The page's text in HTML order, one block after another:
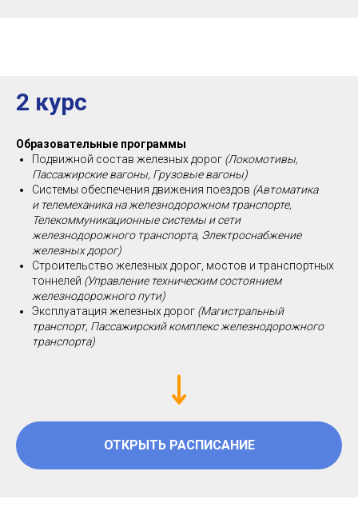
2 курс
Образовательные программы
Подвижной состав железных дорог (Локомотивы,
Пассажирские вагоны, Грузовые вагоны)
Системы обеспечения движения поездов (Автоматика
и телемеханика на железнодорожном транспорте,
Телекоммуникационные системы и сети
железнодорожного транспорта, Электроснабжение
железных дорог)
Строительство железных дорог, мостов и транспортных
тоннелей (Управление техническим состоянием
железнодорожного пути)
Эксплуатация железных дорог (Магистральный
транспорт, Пассажирский комплекс железнодорожного
транспорта)
ОТКРЫТЬ РАСПИСАНИЕ